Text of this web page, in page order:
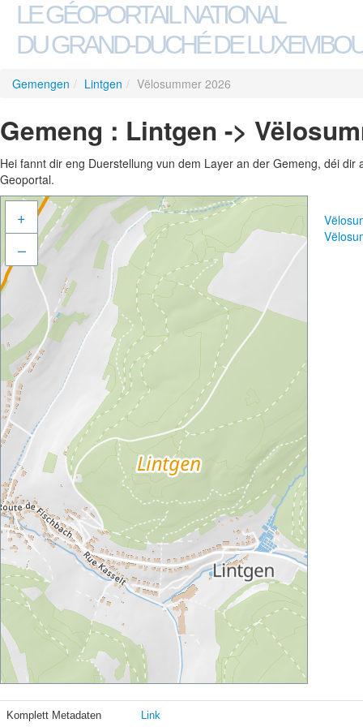
LE GÉOPORTAIL NATIONAL
DU GRAND-DUCHÉ DE
Gemengen / Lintgen / Vëlosummer 2026
Gemeng : Lintgen ->
Hei fannt dir eng Duerstellung vun dem Layer an der Gemeng, déi
Geoportal.
+
–
Komplett Metadaten Link